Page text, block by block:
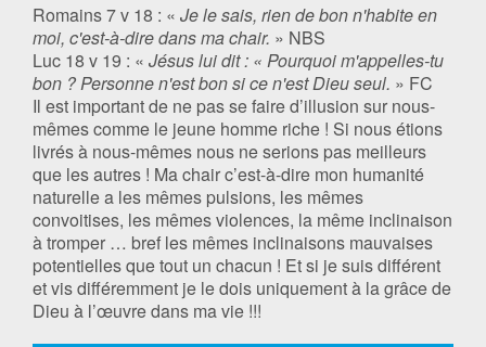
Romains 7 v 18 : « Je le sais, rien de bon n'habite en
moi, c'est-à-dire dans ma chair. » NBS
Luc 18 v 19 : « Jésus lui dit : « Pourquoi m'appelles-tu
bon ? Personne n'est bon si ce n'est Dieu seul. » FC
Il est important de ne pas se faire d’illusion sur nous-
mêmes comme le jeune homme riche ! Si nous étions
livrés à nous-mêmes nous ne serions pas meilleurs
que les autres ! Ma chair c’est-à-dire mon humanité
naturelle a les mêmes pulsions, les mêmes
convoitises, les mêmes violences, la même inclinaison
à tromper … bref les mêmes inclinaisons mauvaises
potentielles que tout un chacun ! Et si je suis différent
et vis différemment je le dois uniquement à la grâce de
Dieu à l’œuvre dans ma vie !!!